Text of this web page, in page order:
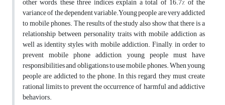
variance of the dependent variable.Young people are very addicted
to mobile phones. The results of the study also show that there is a
relationship between personality traits with mobile addiction as
well as identity styles with mobile addiction. Finally, in order to
prevent mobile phone addiction, young people must have
responsibilities and obligations to use mobile phones. When young
people are addicted to the phone. In this regard, they must create
rational limits to prevent the occurrence of harmful and addictive
behaviors.